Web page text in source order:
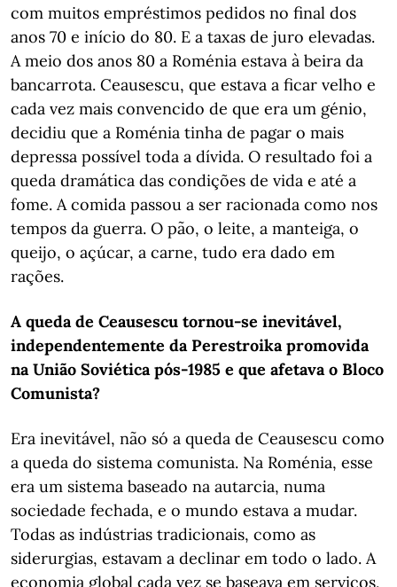
com muitos empréstimos pedidos no final dos
anos 70 e início do 80. E a taxas de juro elevadas.
A meio dos anos 80 a Roménia estava à beira da
bancarrota. Ceausescu, que estava a ficar velho e
cada vez mais convencido de que era um génio,
decidiu que a Roménia tinha de pagar o mais
depressa possível toda a dívida. O resultado foi a
queda dramática das condições de vida e até a
fome. A comida passou a ser racionada como nos
tempos da guerra. O pão, o leite, a manteiga, o
queijo, o açúcar, a carne, tudo era dado em
rações.
A queda de Ceausescu tornou-se inevitável,
independentemente da Perestroika promovida
na União Soviética pós-1985 e que afetava o Bloco
Comunista?
Era inevitável, não só a queda de Ceausescu como
a queda do sistema comunista. Na Roménia, esse
era um sistema baseado na autarcia, numa
sociedade fechada, e o mundo estava a mudar.
Todas as indústrias tradicionais, como as
siderurgias, estavam a declinar em todo o lado. A
economia global cada vez se baseava em serviços,